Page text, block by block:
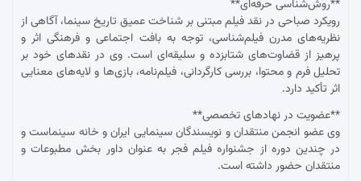
**روش‌شناسی حرفه‌ای**
رویکرد صباحی در نقد فیلم مبتنی بر شناخت عمیق تاریخ سینما، آگاهی از
نظریه‌های مدرن فیلم‌شناسی، توجه به بافت اجتماعی و فرهنگی اثر و
پرهیز از قضاوت‌های شتابزده و سلیقه‌ای است. وی در نقدهای خود بر
تحلیل فرم و محتوا، بررسی کارگردانی، فیلم‌نامه، بازی‌ها و لایه‌های معنایی
اثر تأکید دارد.
**عضویت در نهادهای تخصصی**
وی عضو انجمن منتقدان و نویسندگان سینمایی ایران و خانه سینماست و
در چندین دوره از جشنواره فیلم فجر به عنوان داور بخش مطبوعات و
منتقدان حضور داشته است.